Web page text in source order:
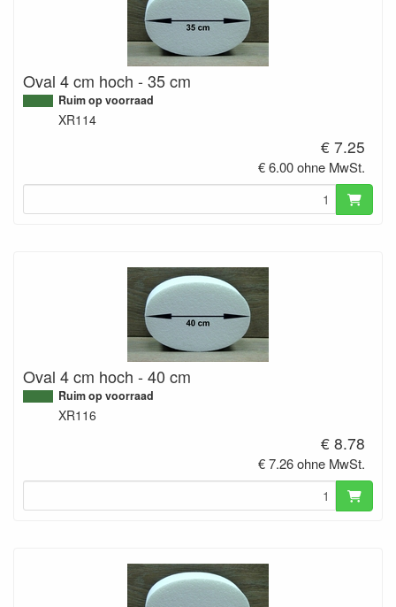
Oval 4 cm hoch - 35 cm
Ruim op voorraad
XR114
€ 7.25
€ 6.00 ohne MwSt.
Oval 4 cm hoch - 40 cm
Ruim op voorraad
XR116
€ 8.78
€ 7.26 ohne MwSt.